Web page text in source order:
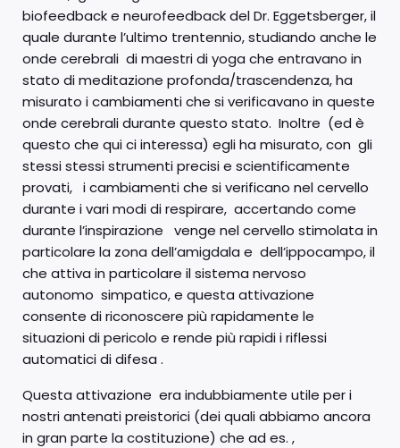
biofeedback e neurofeedback del Dr. Eggetsberger, il
quale durante l’ultimo trentennio, studiando anche le
onde cerebrali di maestri di yoga che entravano in
stato di meditazione profonda/trascendenza, ha
misurato i cambiamenti che si verificavano in queste
onde cerebrali durante questo stato. Inoltre (ed è
questo che qui ci interessa) egli ha misurato, con gli
stessi stessi strumenti precisi e scientificamente
provati, i cambiamenti che si verificano nel cervello
durante i vari modi di respirare, accertando come
durante l’inspirazione venge nel cervello stimolata in
particolare la zona dell’amigdala e dell’ippocampo, il
che attiva in particolare il sistema nervoso
autonomo simpatico, e questa attivazione
consente di riconoscere più rapidamente le
situazioni di pericolo e rende più rapidi i riflessi
automatici di difesa .
Questa attivazione era indubbiamente utile per i
nostri antenati preistorici (dei quali abbiamo ancora
in gran parte la costituzione) che ad es. ,